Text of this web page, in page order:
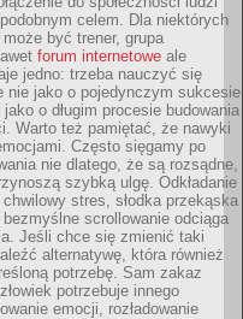
celem. Dla niektórych
być trener, grupa
forum internetowe ale
jedno: trzeba nauczyć się
nie jako o pojedynczym sukcesie
o długim procesie budowania
Warto też pamiętać, że nawyki
Często sięgamy po
nie dlatego, że są rozsądne,
szybką ulgę. Odkładanie
stres, słodka przekąska
scrollowanie odciąga
Jeśli chce się zmienić taki
alternatywę, która również
potrzebę. Sam zakaz
potrzebuje innego
emocji, rozładowanie